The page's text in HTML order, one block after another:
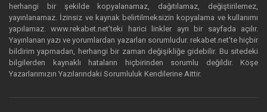
herhangi bir şekilde kopyalanamaz, dağıtılamaz, değiştirilemez,
yayınlanamaz. İzinsiz ve kaynak belirtilmeksizin kopyalama ve kullanımı
yapılamaz. www.rekabet.net’teki harici linkler ayrı bir sayfada açılır.
Yayınlanan yazı ve yorumlardan yazarları sorumludur. rekabet.net’te hiçbir
bildirim yapmadan, herhangi bir zaman değişikliğe gidebilir. Bu sitedeki
bilgilerden kaynaklı hataların hiçbirinden sorumlu değildir. Köşe
Yazarlarımızın Yazılarındaki Sorumluluk Kendilerine Aittir.